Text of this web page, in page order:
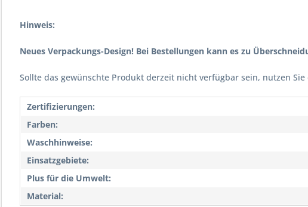
Hinweis:
Neues Verpackungs-Design! Bei Bestellungen kann es zu
Sollte das gewünschte Produkt derzeit nicht verfügbar sein, nutzen Sie
Zertifizierungen:
Farben:
Waschhinweise:
Einsatzgebiete:
Plus für die Umwelt:
Material: